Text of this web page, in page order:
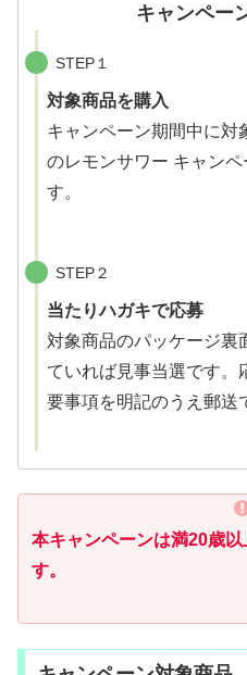
キャンペー
STEP１
対象商品を購入
キャンペーン期間中に対
のレモンサワー キャン
す。
STEP２
当たりハガキで応募
対象商品のパッケージ裏
ていれば見事当選です。
要事項を明記のうえ郵送
本キャンペーンは満20歳
す。